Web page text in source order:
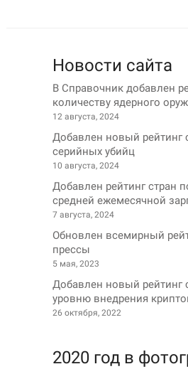
Новости сайта
В Справочник добавлен
количеству ядерного
12 августа, 2024
Добавлен новый рейтинг
серийных убийц
10 августа, 2024
Добавлен рейтинг стран
средней ежемесячной
7 августа, 2024
Обновлен всемирный
прессы
5 мая, 2023
Добавлен новый рейтинг
уровню внедрения
26 октября, 2022
2020 год в